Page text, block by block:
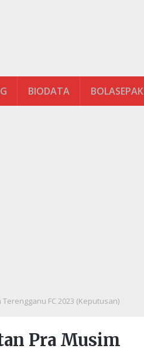
BIODATA BOLASEPAK
FC 2023 (Keputusan)
Pra Musim